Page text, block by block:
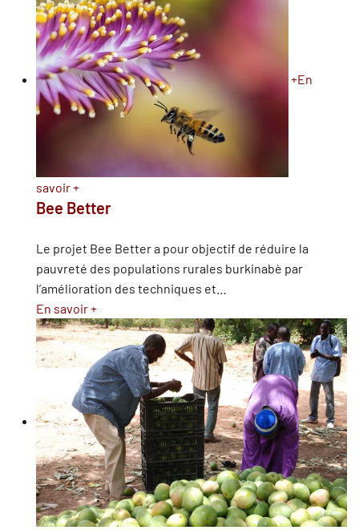
+En
savoir +
Bee Better
Le projet Bee Better a pour objectif de réduire la
pauvreté des populations rurales burkinabè par
l’amélioration des techniques et
En savoir +